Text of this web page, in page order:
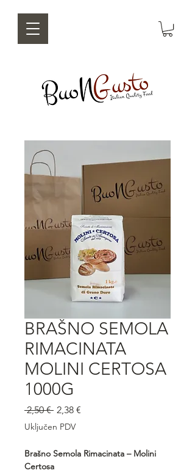
BRAŠNO SEMOLA
RIMACINATA
MOLINI CERTOSA
1000G
2,50 € Redovna
cijena
2,38 €
Uključen PDV
Brašno Semola Rimacinata – Molini
Certosa